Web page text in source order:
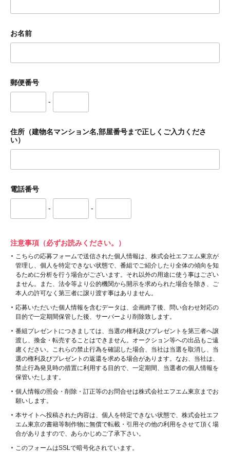
お名前
郵便番号
-
住所（建物名マンション名,部屋番号まで正しくご入力くださ
い）
電話番号
- -
注意事項（必ずお読みください。）
こちらの応募フォームで送信された個人情報は、株式会社エフエム東京が
管理し、個人を特定できない状態で、番組でご紹介したり全体の傾向を知
るために分析を行う場合がございます。それ以外の用途に使う事はござい
ません。また、法令等より公的機関から開示を求められた場合を除き、ご
本人の許可なく第三者に譲り渡す事はありません。
応募いただいた個人情報を含むデータは、企画終了後、問い合わせ対応の
目的で一定期間保管した後、サーバーより削除致します。
番組プレゼントにつきましては、当選の権利及びプレゼントを第三者へ譲
渡し、換金・転売することはできません。オークション等への出品もご遠
慮ください。これらの禁止行為を確認した場合、当社は当選を取消し、当
選の権利及びプレゼントの返還を求める場合があります。なお、当社は、
禁止行為発見時の措置に利用する目的で、一定期間、当選者の個人情報を
保管いたします。
個人情報の照会・削除・訂正等のお問合せは株式会社エフエム東京までお
願いします。
本サイトへ投稿された内容は、個人を特定できない状態で、株式会社エフ
エム東京の書籍等制作物に無償で転載・引用その他の利用をさせて頂く場
合がありますので、あらかじめご了承下さい。
このフォームはSSLで暗号化されています。